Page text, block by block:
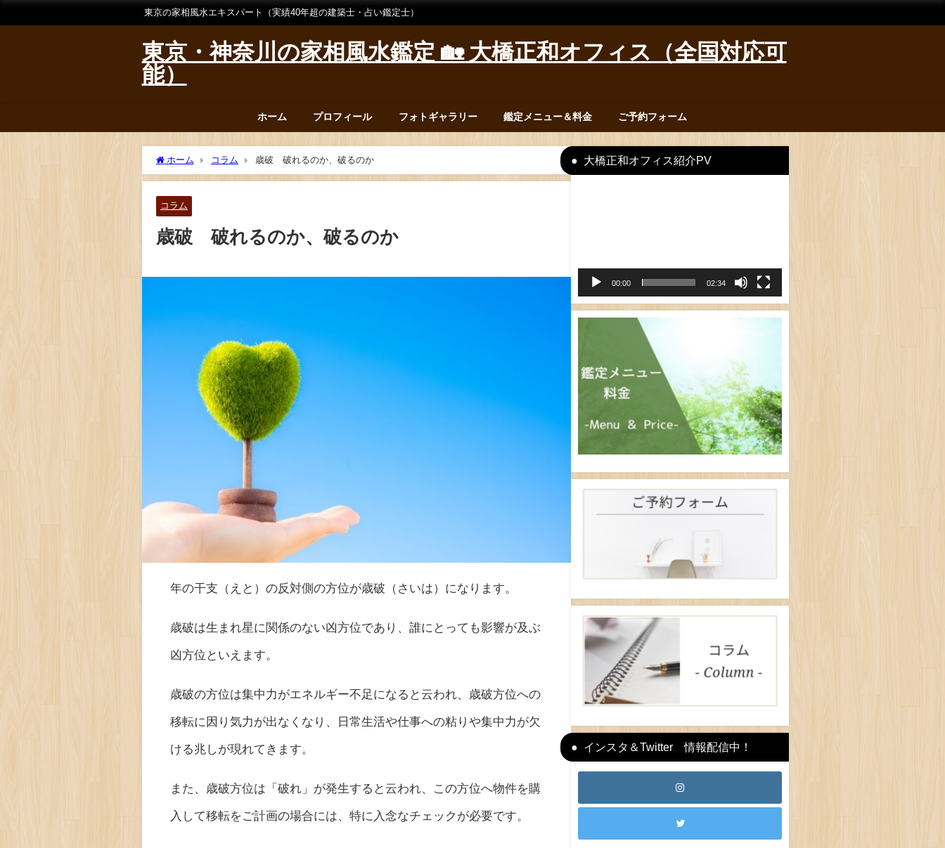
東京の家相風水エキスパート（実績40年超の建築士・占い鑑定士）
東京・神奈川の家相風水鑑定 🏡 大橋正和オフィス（全国対応可
能）
ホーム プロフィール フォトギャラリー 鑑定メニュー＆料金 ご予約フォーム
ホーム コラム 歳破 破れるのか、破るのか
コラム
歳破 破れるのか、破るのか
年の干支（えと）の反対側の方位が歳破（さいは）になります。
歳破は生まれ星に関係のない凶方位であり、誰にとっても影響が及ぶ
凶方位といえます。
歳破の方位は集中力がエネルギー不足になると云われ、歳破方位への
移転に因り気力が出なくなり、日常生活や仕事への粘りや集中力が欠
ける兆しが現れてきます。
また、歳破方位は「破れ」が発生すると云われ、この方位へ物件を購
入して移転をご計画の場合には、特に入念なチェックが必要です。
大橋正和オフィス紹介PV
ー
00:00 02:34
インスタ＆Twitter 情報配信中！